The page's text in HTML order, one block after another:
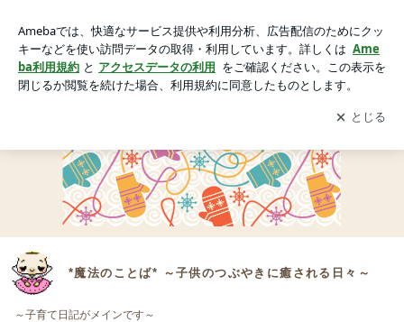
アプリをダウンロードして ブログの更新通知
を受け取りまし
ょう。
開く
*魔法のことば* ～子供のつぶやきに癒される日々～
～子育て日記がメインです～